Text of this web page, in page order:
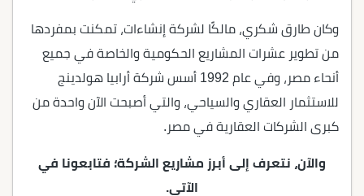
وكان طارق شكري، مالكًا لشركة إنشاءات، تمكنت بمفردها
من تطوير عشرات المشاريع الحكومية والخاصة في جميع
أنحاء مصر، وفي عام 1992 أسس شركة أرابيا هولدينج
للاستثمار العقاري والسياحي، والتي أصبحت الآن واحدة من
كبرى الشركات العقارية في مصر.
والآن، نتعرف إلى أبرز مشاريع الشركة؛ فتابعونا في
الآتي.